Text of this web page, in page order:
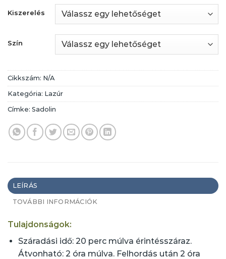
Kiszerelés
Szín
Cikkszám: N/A
Kategória: Lazúr
Címke: Sadolin
LEÍRÁS
TOVÁBBI INFORMÁCIÓK
Tulajdonságok:
Száradási idő: 20 perc múlva érintésszáraz.
Átvonható: 2 óra múlva. Felhordás után 2 óra